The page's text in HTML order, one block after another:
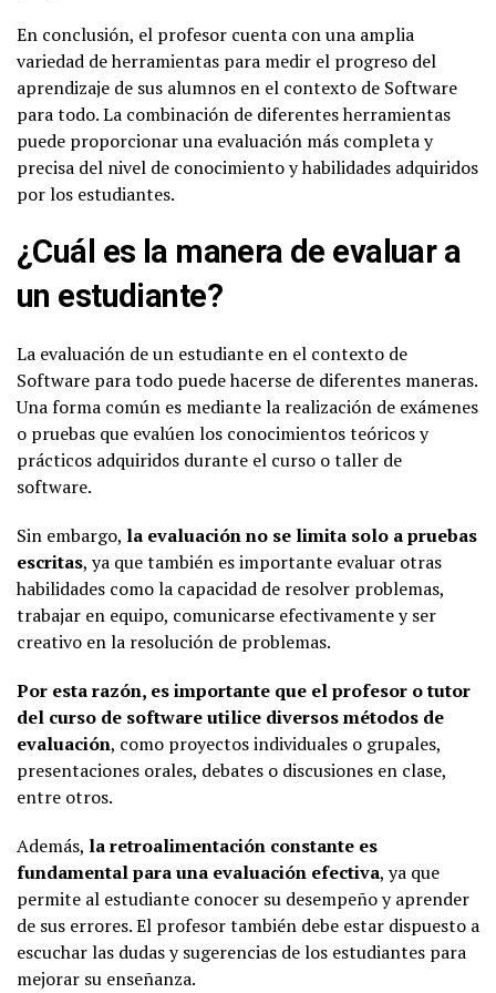
En conclusión, el profesor cuenta con una amplia
variedad de herramientas para medir el progreso del
aprendizaje de sus alumnos en el contexto de Software
para todo. La combinación de diferentes herramientas
puede proporcionar una evaluación más completa y
precisa del nivel de conocimiento y habilidades adquiridos
por los estudiantes.
¿Cuál es la manera de evaluar a
un estudiante?
La evaluación de un estudiante en el contexto de
Software para todo puede hacerse de diferentes maneras.
Una forma común es mediante la realización de exámenes
o pruebas que evalúen los conocimientos teóricos y
prácticos adquiridos durante el curso o taller de
software.
Sin embargo, la evaluación no se limita solo a pruebas
escritas, ya que también es importante evaluar otras
habilidades como la capacidad de resolver problemas,
trabajar en equipo, comunicarse efectivamente y ser
creativo en la resolución de problemas.
Por esta razón, es importante que el profesor o tutor
del curso de software utilice diversos métodos de
evaluación, como proyectos individuales o grupales,
presentaciones orales, debates o discusiones en clase,
entre otros.
Además, la retroalimentación constante es
fundamental para una evaluación efectiva, ya que
permite al estudiante conocer su desempeño y aprender
de sus errores. El profesor también debe estar dispuesto a
escuchar las dudas y sugerencias de los estudiantes para
mejorar su enseñanza.